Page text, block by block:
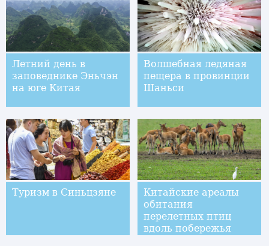
Летний день в
заповеднике Эньчэн
на юге Китая
Волшебная ледяная
пещера в провинции
Шаньси
Туризм в Синьцзяне
Китайские ареалы
обитания
перелетных птиц
вдоль побережья